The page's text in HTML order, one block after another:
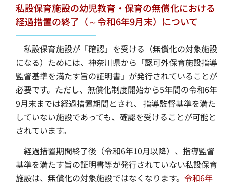
私設保育施設の幼児教育・保育の無償化における
経過措置の終了（～令和6年9月末）について
私設保育施設が「確認」を受ける（無償化の対象施設
になる）ためには、神奈川県から「認可外保育施設指導
監督基準を満たす旨の証明書」が発行されていることが
必要です。ただし、無償化制度開始から5年間の令和6年
9月末までは経過措置期間とされ、 指導監督基準を満た
していない施設であっても、確認を受けることが可能と
されています。
経過措置期間終了後（令和6年10月以降）、指導監督
基準を満たす旨の証明書等が発行されていない私設保育
施設は、無償化の対象施設ではなくなります。 令和6年